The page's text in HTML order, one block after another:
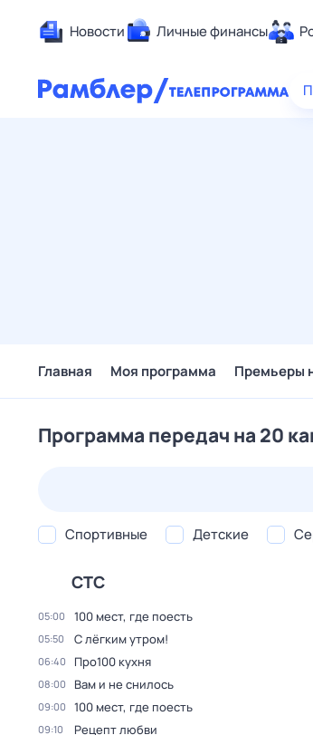
Новости Личные финансы
Главная Моя программа Премьеры
Программа передач на 20
Спортивные Детские
СТС
05:00 100 мест, где поесть
05:50 С лёгким утром!
06:40 Про100 кухня
08:00 Вaм и не снилоcь
09:00 100 мест, где поесть
09:10 Рецепт любви